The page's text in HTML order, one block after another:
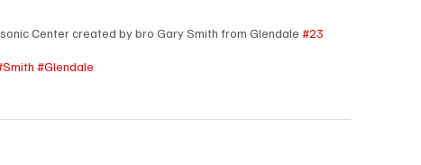
Center created by bro Gary Smith from Glendale #23
#Glendale